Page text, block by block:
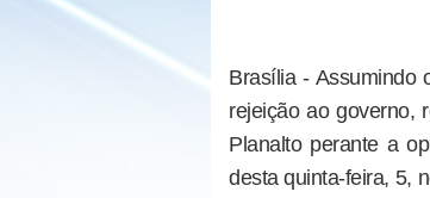
Brasília - Assumindo
rejeição ao governo,
Planalto perante a
desta quinta-feira, 5,